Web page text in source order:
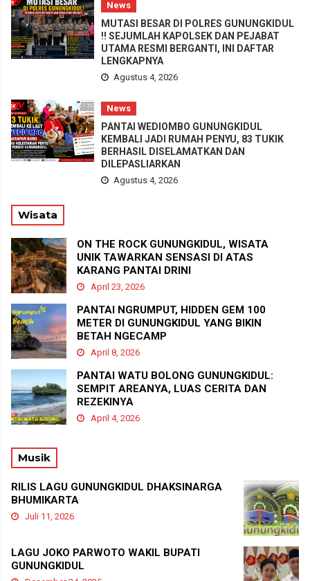
News
MUTASI BESAR DI POLRES GUNUNGKIDUL
!! SEJUMLAH KAPOLSEK DAN PEJABAT
UTAMA RESMI BERGANTI, INI DAFTAR
LENGKAPNYA
Agustus 4, 2026
News
PANTAI WEDIOMBO GUNUNGKIDUL
KEMBALI JADI RUMAH PENYU, 83 TUKIK
BERHASIL DISELAMATKAN DAN
DILEPASLIARKAN
Agustus 4, 2026
Wisata
ON THE ROCK GUNUNGKIDUL, WISATA
UNIK TAWARKAN SENSASI DI ATAS
KARANG PANTAI DRINI
April 23, 2026
PANTAI NGRUMPUT, HIDDEN GEM 100
METER DI GUNUNGKIDUL YANG BIKIN
BETAH NGECAMP
April 8, 2026
PANTAI WATU BOLONG GUNUNGKIDUL:
SEMPIT AREANYA, LUAS CERITA DAN
REZEKINYA
April 4, 2026
Musik
RILIS LAGU GUNUNGKIDUL DHAKSINARGA
BHUMIKARTA
Juli 11, 2026
LAGU JOKO PARWOTO WAKIL BUPATI
GUNUNGKIDUL